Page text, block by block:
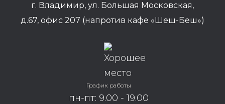
Елизавета Кравец
Руководитель
г. Владимир, ул. Большая Московская,
д.67, офис 207 (напротив кафе «Шеш-Беш»)
График работы
пн-пт: 9.00 - 19.00